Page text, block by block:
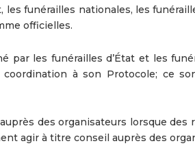
funérailles nationales, les
officielles.
par les funérailles d’État et les
à son Protocole; ce
des organisateurs lorsque des
agir à titre conseil auprès des